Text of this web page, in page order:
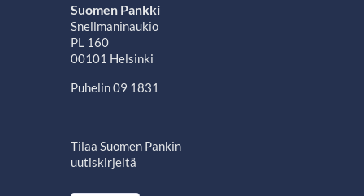
Suomen Pankki
Snellmaninaukio
PL 160
00101 Helsinki
Puhelin 09 1831
Tilaa Suomen Pankin
uutiskirjeitä